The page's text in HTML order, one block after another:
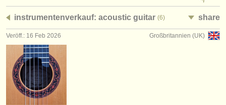
jobs - verwaltung
degree courses
kurse
musikwettbewerbe
instrumentenverkauf: acoustic guitar (6) share
Großbritannien (UK)
Veröff.: 16 Feb 2026